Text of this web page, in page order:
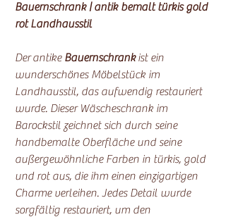
Bauernschrank | antik bemalt türkis gold
rot Landhausstil
Der antike Bauernschrankist ein
wunderschönes Möbelstück im
Landhausstil, das aufwendig restauriert
wurde. Dieser Wäscheschrank im
Barockstil zeichnet sich durch seine
handbemalte Oberfläche und seine
außergewöhnliche Farben in türkis, gold
und rot aus, die ihm einen einzigartigen
Charme verleihen. Jedes Detail wurde
sorgfältig restauriert, um den